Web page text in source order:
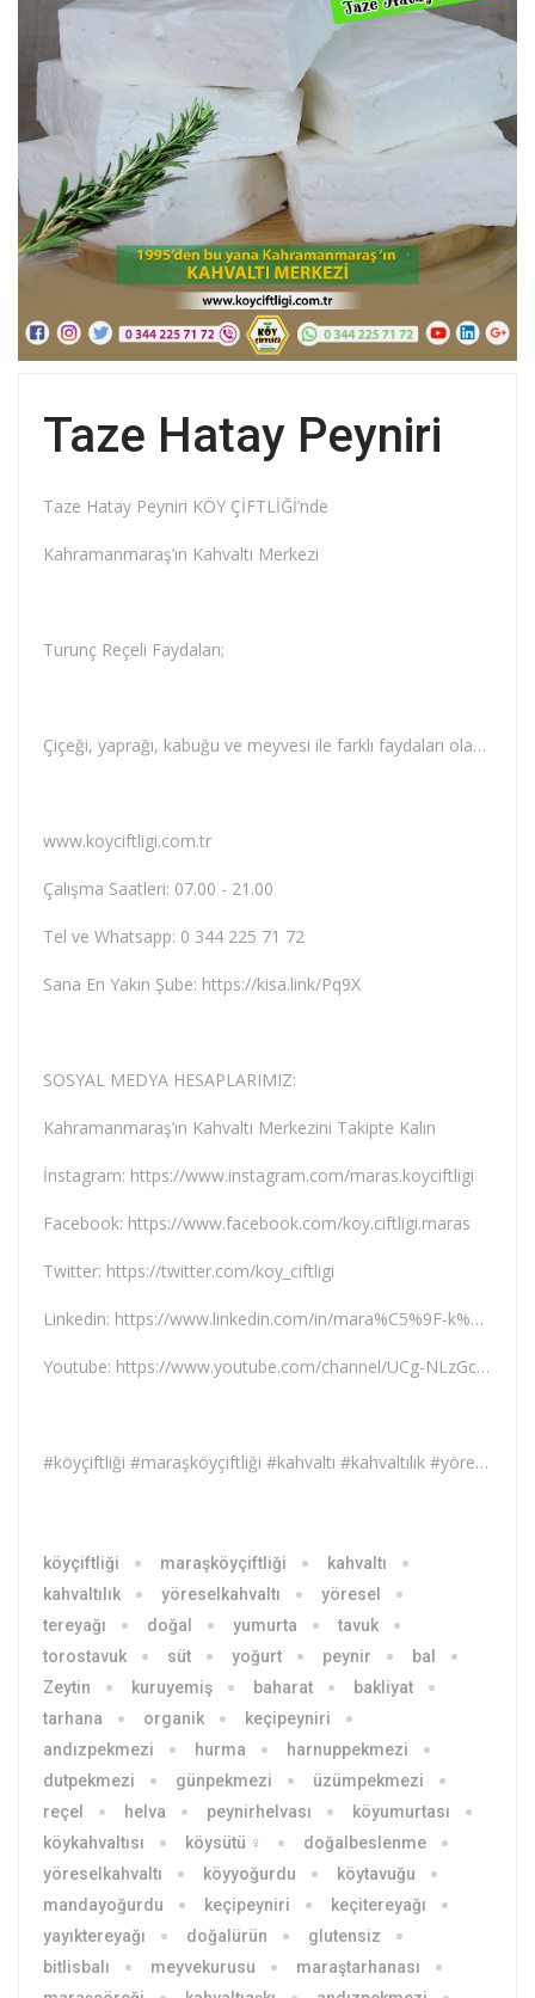
Taze Hatay Peyniri
Taze Hatay Peyniri KÖY ÇİFTLİĞİ’nde
Kahramanmaraş’ın Kahvaltı Merkezi
Turunç Reçeli Faydaları;
Çiçeği, yaprağı, kabuğu ve meyvesi ile farklı faydaları olan turunç meyvesinin kabuğu, çay yapılarak içilirse iştah açar ve susuzluğu giderir. İştah açarken aynı zamanda vücuda kuvvet ve enerji verir, Turunç yaprağı, çiğnenerek tüketildiğinde ağız kokusuna iyi gelirken turunç çekirdeği ya da turunç meyvesinden hazırlanan turunç suyu yılan, akrep gibi böcek sokmalarına karşı panzehir olarak kullanılır, Turunç kabuğunun iç kısmı, kanın temizlenmesini sağlar ve kalbi kuvvetlendirir. Özellikle çarpıntı gibi durumlara karşı geleneksel tıpta başvurulan meyve, kalp ritmini düzenlemeye yardımcıdır, Tansiyonu dengelerken aynı zamanda kan şekerini düşürmek de turunç meyvesi faydaları arasında yer alır. Kan şekerini düşürmesine rağmen şeker hastaları tarafından dengeli ve doğru kullanılması büyük önem taşır.
www.koyciftligi.com.tr
Çalışma Saatleri: 07.00 - 21.00
Tel ve Whatsapp: 0 344 225 71 72
Sana En Yakın Şube: https://kisa.link/Pq9X
SOSYAL MEDYA HESAPLARIMIZ:
Kahramanmaraş’ın Kahvaltı Merkezini Takipte Kalın
İnstagram: https://www.instagram.com/maras.koyciftligi
Facebook: https://www.facebook.com/koy.ciftligi.maras
Twitter: https://twitter.com/koy_ciftligi
Linkedin: https://www.linkedin.com/in/mara%C5%9F-k%C3%B6y-%C3%A7iftli%C4%9Fi
Youtube: https://www.youtube.com/channel/UCg-NLzGcJiG8uycxYwwqVKg
#köyçiftliği #maraşköyçiftliği #kahvaltı #kahvaltılık #yöreselkahvaltı #yöresel #tereyağı #doğal #yumurta #tavuk #süt #yoğurt #peynir #bal #Zeytin #kuruyemiş #baharat #bakliyat #tarhana #organik #köyyumurtası #köytavuğu #keçipeyniri #maraş #kahramanmaraş #antep #hataypeyniri
köyçiftliği maraşköyçiftliği
kahvaltı
kahvaltılık
yöreselkahvaltı
yöresel
tereyağı
doğal yumurta
tavuk
torostavuk
süt yoğurt peynir
bal
Zeytin
kuruyemiş baharat
bakliyat
tarhana
organik
keçipeyniri
andızpekmezi
hurma
harnuppekmezi
dutpekmezi
günpekmezi
üzümpekmezi
reçel
helva peynirhelvası
köyumurtası
köykahvaltısı
köysütü ♀
doğalbeslenme
yöreselkahvaltı
köyyoğurdu
köytavuğu
mandayoğurdu
keçipeyniri
keçitereyağı
yayıktereyağı
doğalürün
glutensiz
bitlisbalı
meyvekurusu
maraştarhanası